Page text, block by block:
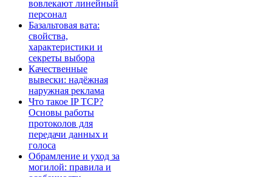
вовлекают линейный
персонал
Базальтовая вата:
свойства,
характеристики и
секреты выбора
Качественные
вывески: надёжная
наружная реклама
Что такое IP TCP?
Основы работы
протоколов для
передачи данных и
голоса
Обрамление и уход за
могилой: правила и